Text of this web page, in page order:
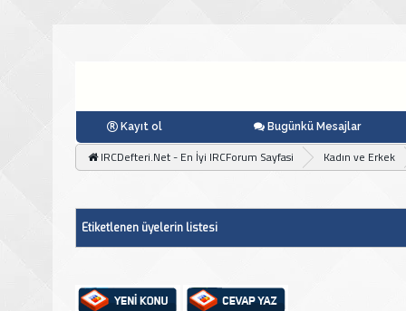
Kayıt ol Bugünkü Mesajlar
IRCDefteri.Net - En İyi IRCForum Sayfasi Kadın ve Erkek
Etiketlenen üyelerin listesi